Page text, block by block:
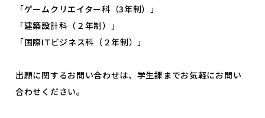
お知らせ
アクセス
WEBエントリー・
人事採用担当者様へ
お問い合わせ
「ゲームクリエイター科（3年制）」
「建築設計科（２年制）」
「国際ITビジネス科（２年制）」
出願に関するお問い合わせは、学生課までお気軽にお問い
合わせください。